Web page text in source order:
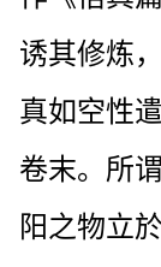
诱其修炼
真如空性
卷末。所
阳之物立